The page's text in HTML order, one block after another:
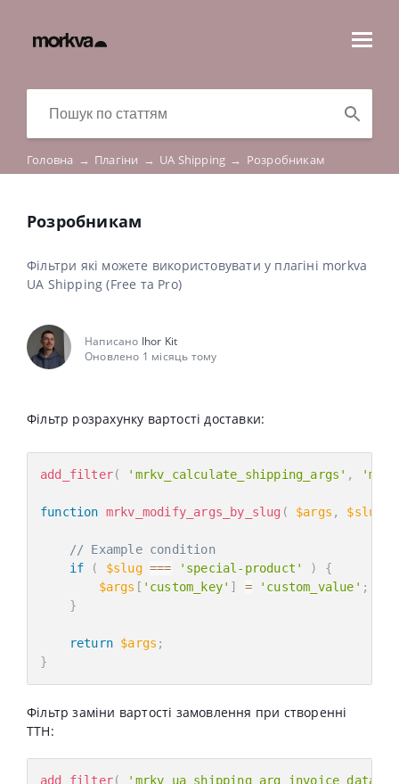
Головна → Плагіни → UA Shipping → Розробникам
Розробникам
Фільтри які можете використовувати у плагіні morkva
UA Shipping (Free та Pro)
Написано Ihor Kit
Оновлено 1 місяць тому
Фільтр розрахунку вартості доставки:
add_filter( 'mrkv_calculate_shipping_args' ,
function mrkv_modify_args_by_slug ( $args , $slug
// Example condition
if
( $slug === 'special-product' )
{
$args [ 'custom_key' ] = 'custom_value' ;
}
return $args ;
}
Фільтр заміни вартості замовлення при створенні
ТТН:
add_filter( 'mrkv_ua_shipping_arg_invoice_data'